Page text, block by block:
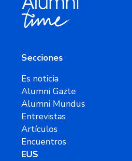
Secciones
Es noticia
Alumni Gazte
Alumni Mundus
Entrevistas
Artículos
Encuentros
EUS